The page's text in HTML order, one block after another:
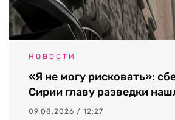
НОВОСТИ
«Я не могу рисковать»:
Сирии главу разведки
09.08.2026 / 12:27